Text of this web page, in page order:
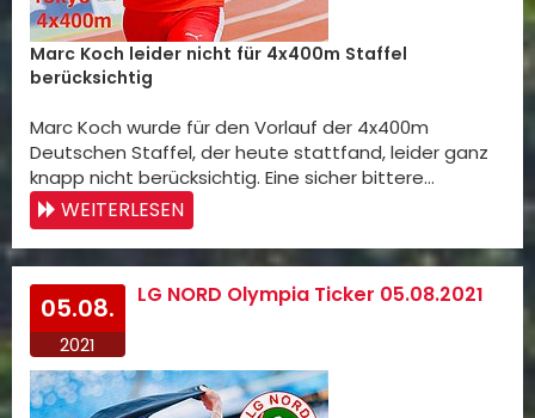
Marc Koch leider nicht für 4x400m Staffel
berücksichtig
Marc Koch wurde für den Vorlauf der 4x400m
Deutschen Staffel, der heute stattfand, leider ganz
knapp nicht berücksichtig. Eine sicher bittere…
WEITERLESEN
05.08.
2021
LG NORD Olympia Ticker 05.08.2021